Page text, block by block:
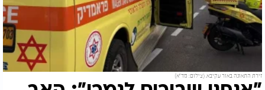
זירת התאונה באור עקיבא. (צילום: מד"א)